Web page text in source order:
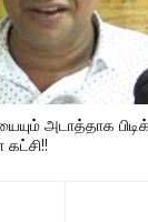
அடாத்தாக
கட்சி!!